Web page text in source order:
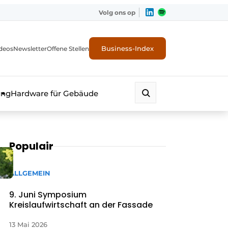
Volg ons op
NewsletterOffene Stellen Business-Index
Hardware für Gebäude
Populair
ALLGEMEIN
9. Juni Symposium
Kreislaufwirtschaft an der Fassade
13 Mai 2026